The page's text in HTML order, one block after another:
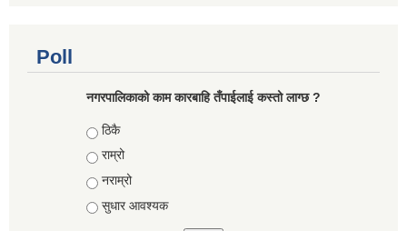
Poll
नगरपालिकाको काम कारबाहि तँपाईलाई कस्तो लाग्छ ?
Choices
ठिकै
राम्रो
नराम्रो
सुधार आवश्यक